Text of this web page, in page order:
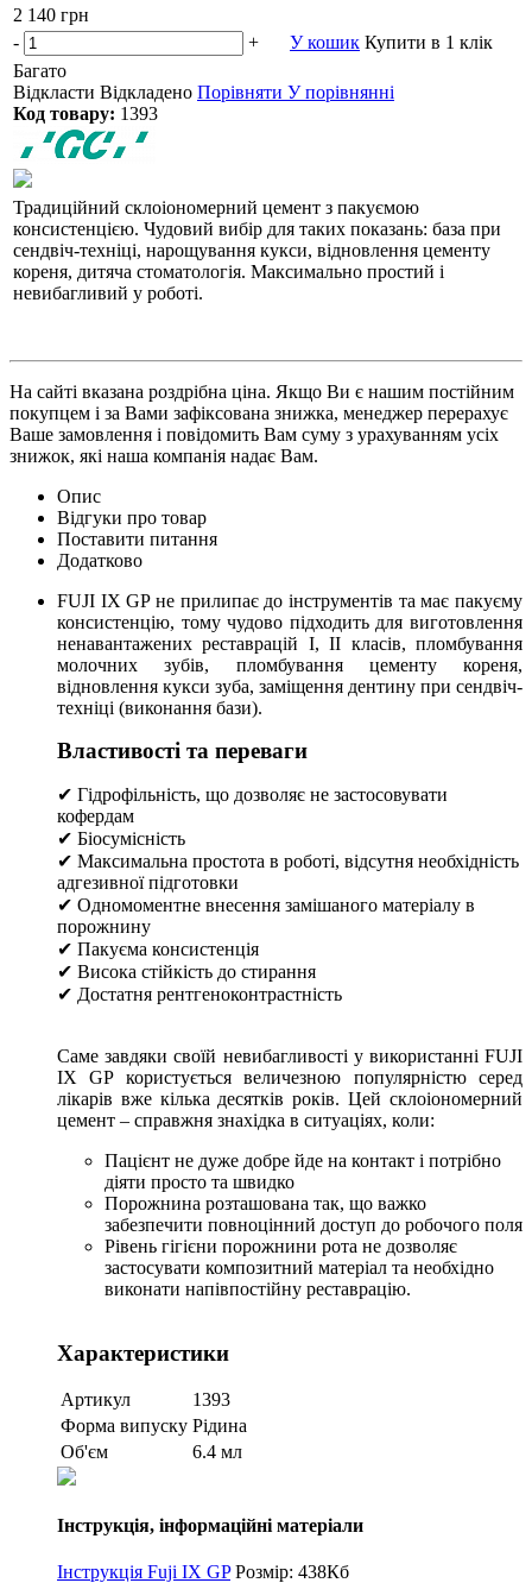
2 140 грн
-
+ У кошик Купити в 1 клік
Багато
Відкласти Відкладено Порівняти У порівнянні
Код товару: 1393
Традиційний склоіономерний цемент з пакуємою
консистенцією. Чудовий вибір для таких показань: база при
сендвіч-техніці, нарощування кукси, відновлення цементу
кореня, дитяча стоматологія. Максимально простий і
невибагливий у роботі.
На сайті вказана роздрібна ціна. Якщо Ви є нашим постійним
покупцем і за Вами зафіксована знижка, менеджер перерахує
Ваше замовлення і повідомить Вам суму з урахуванням усіх
знижок, які наша компанія надає Вам.
Опис
Відгуки про товар
Поставити питання
Додатково
FUJI IX GP не прилипає до інструментів та має пакуєму
консистенцію, тому чудово підходить для виготовлення
ненавантажених реставрацій I, II класів, пломбування
молочних зубів, пломбування цементу кореня,
відновлення кукси зуба, заміщення дентину при сендвіч-
техніці (виконання бази).
Властивості та переваги
✔ Гідрофільність, що дозволяє не застосовувати
кофердам
✔ Біосумісність
✔ Максимальна простота в роботі, відсутня необхідність
адгезивної підготовки
✔ Одномоментне внесення замішаного матеріалу в
порожнину
✔ Пакуєма консистенція
✔ Висока стійкість до стирання
✔ Достатня рентгеноконтрастність
Саме завдяки своїй невибагливості у використанні FUJI
IX GP користується величезною популярністю серед
лікарів вже кілька десятків років. Цей склоіономерний
цемент – справжня знахідка в ситуаціях, коли:
Пацієнт не дуже добре йде на контакт і потрібно
діяти просто та швидко
Порожнина розташована так, що важко
забезпечити повноцінний доступ до робочого поля
Рівень гігієни порожнини рота не дозволяє
застосувати композитний матеріал та необхідно
виконати напівпостійну реставрацію.
Характеристики
Артикул
1393
Форма випуску Рідина
Об'єм
6.4 мл
Інструкція, інформаційні матеріали
Інструкція Fuji IX GP Розмір: 438Кб